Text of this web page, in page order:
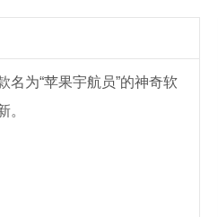
为“苹果宇航员”的神奇软
。